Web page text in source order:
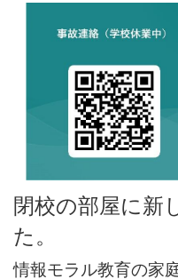
閉校の部屋に新
た。
情報モラル教育の家